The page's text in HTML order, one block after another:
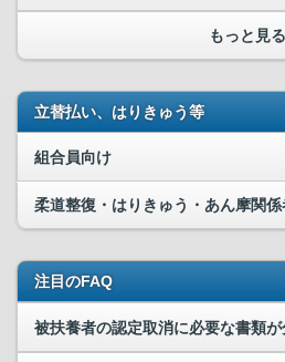
もっと見る
立替払い、はりきゅう等
組合員向け
柔道整復・はりきゅう・あん摩関
注目のFAQ
被扶養者の認定取消に必要な書類が